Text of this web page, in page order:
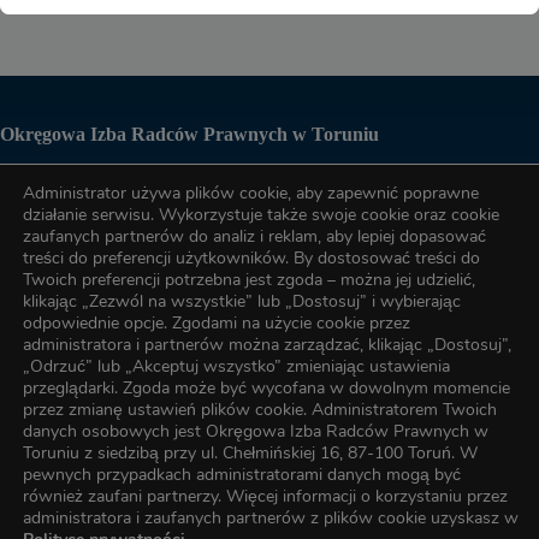
Okręgowa Izba Radców Prawnych w Toruniu
Biuro OIRP
tel. (56) 622-89-17
tel. (56) 622-89-17
e-mail:oirp@torun.oirp.pl
e-mail:szkolenia@torun.oirp.pl
W Okręgowej Izbie Radców Prawnych w Toruniu został
wyznaczony Inspektor Ochrony Danych, z którym kontakt
Administrator używa plików cookie, aby zapewnić poprawne
działanie serwisu. Wykorzystuje także swoje cookie oraz cookie
zaufanych partnerów do analiz i reklam, aby lepiej dopasować
treści do preferencji użytkowników. By dostosować treści do
Twoich preferencji potrzebna jest zgoda – można jej udzielić,
klikając „Zezwól na wszystkie” lub „Dostosuj” i wybierając
odpowiednie opcje. Zgodami na użycie cookie przez
administratora i partnerów można zarządzać, klikając „Dostosuj”,
„Odrzuć” lub „Akceptuj wszystko” zmieniając ustawienia
przeglądarki. Zgoda może być wycofana w dowolnym momencie
przez zmianę ustawień plików cookie. Administratorem Twoich
danych osobowych jest Okręgowa Izba Radców Prawnych w
Toruniu z siedzibą przy ul. Chełmińskiej 16, 87-100 Toruń. W
pewnych przypadkach administratorami danych mogą być
również zaufani partnerzy. Więcej informacji o korzystaniu przez
administratora i zaufanych partnerów z plików cookie uzyskasz w